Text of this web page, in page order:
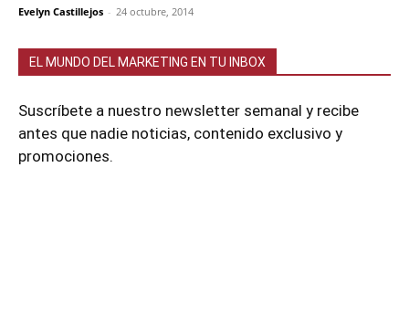
Evelyn Castillejos - 24 octubre, 2014
EL MUNDO DEL MARKETING EN TU INBOX
Suscríbete a nuestro newsletter semanal y recibe
antes que nadie noticias, contenido exclusivo y
promociones.